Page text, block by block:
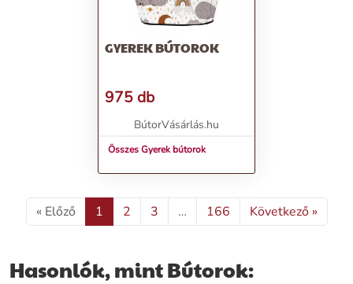
GYEREK BÚTOROK
975 db
BútorVásárlás.hu
Összes Gyerek bútorok
« Előző 1 2 3 … 166 Következő »
Hasonlók, mint Bútorok: